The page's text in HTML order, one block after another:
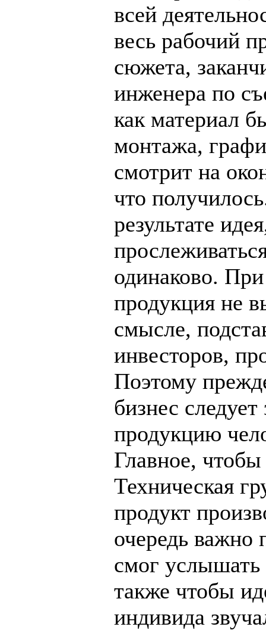
всей
весь рабочий
сюжета,
инженера по
как материал
монтажа,
смотрит на
что
результате
одинаково.
продукция не
смысле,
инвесторов,
Поэтому
бизнес
продукцию
Главное,
Техническая
продукт
очередь важно
смог
также чтобы
индивида